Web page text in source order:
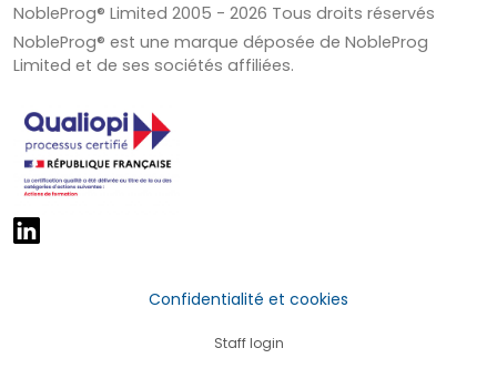
NobleProg® Limited 2005 - 2026 Tous droits réservés
NobleProg® est une marque déposée de NobleProg
Limited et de ses sociétés affiliées.
Confidentialité et cookies
Staff login